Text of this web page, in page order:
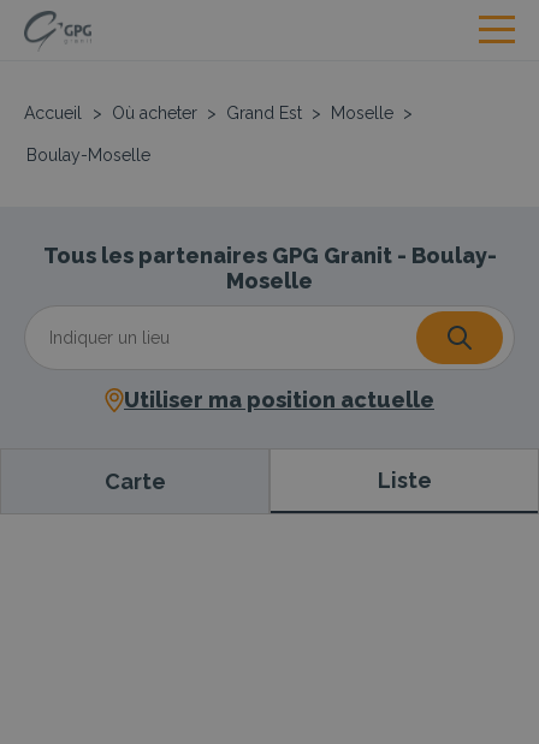
Accueil > Où acheter > Grand Est > Moselle >
Boulay-Moselle
Tous les partenaires GPG Granit - Boulay-
Moselle
Utiliser ma position actuelle
Carte Liste